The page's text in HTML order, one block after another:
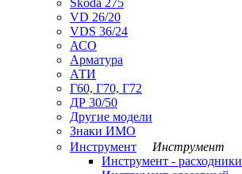
Skoda 275
VD 26/20
VDS 36/24
АСО
Арматура
АТИ
Г60, Г70, Г72
ДР 30/50
Другие модели
Знаки ИМО
Инструмент
Инструмент
Инструмент - расходники